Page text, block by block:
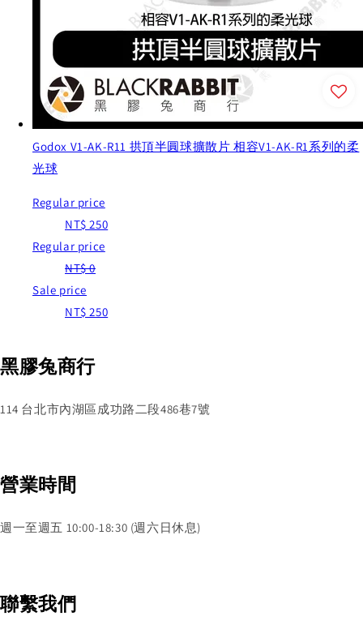
Godox V1-AK-R11 拱頂半圓球擴散片 相容V1-AK-R1系列的柔
光球
Regular price
NT$ 250
Regular price
NT$ 0
Sale price
NT$ 250
黑膠兔商行
114 台北市內湖區成功路二段486巷7號
營業時間
週一至週五 10:00-18:30 (週六日休息)
聯繫我們